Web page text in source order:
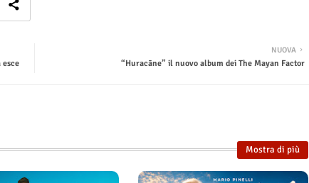
NUOVA
“Huracāne” il nuovo album dei The Mayan Factor
Mostra di più